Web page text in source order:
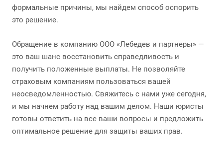
формальные причины, мы найдем способ оспорить
это решение.
Обращение в компанию ООО «Лебедев и партнеры» —
это ваш шанс восстановить справедливость и
получить положенные выплаты. Не позволяйте
страховым компаниям пользоваться вашей
неосведомленностью. Свяжитесь с нами уже сегодня,
и мы начнем работу над вашим делом. Наши юристы
готовы ответить на все ваши вопросы и предложить
оптимальное решение для защиты ваших прав.